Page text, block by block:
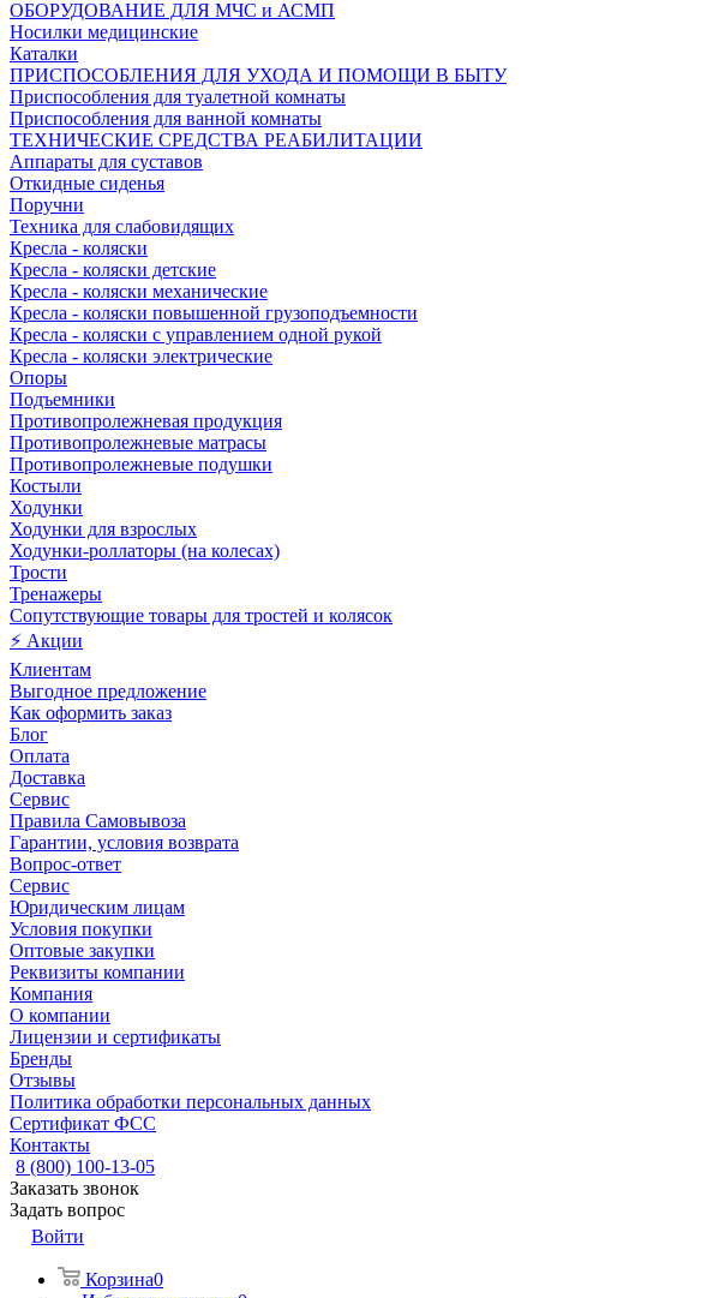
ОБОРУДОВАНИЕ ДЛЯ МЧС и АСМП
Носилки медицинские
Каталки
ПРИСПОСОБЛЕНИЯ ДЛЯ УХОДА И ПОМОЩИ В БЫТУ
Приспособления для туалетной комнаты
Приспособления для ванной комнаты
ТЕХНИЧЕСКИЕ СРЕДСТВА РЕАБИЛИТАЦИИ
Аппараты для суставов
Откидные сиденья
Поручни
Техника для слабовидящих
Кресла - коляски
Кресла - коляски детские
Кресла - коляски механические
Кресла - коляски повышенной грузоподъемности
Кресла - коляски с управлением одной рукой
Кресла - коляски электрические
Опоры
Подъемники
Противопролежневая продукция
Противопролежневые матрасы
Противопролежневые подушки
Костыли
Ходунки
Ходунки для взрослых
Ходунки-роллаторы (на колесах)
Трости
Тренажеры
Сопутствующие товары для тростей и колясок
⚡ Акции
Клиентам
Выгодное предложение
Как оформить заказ
Блог
Оплата
Доставка
Сервис
Правила Самовывоза
Гарантии, условия возврата
Вопрос-ответ
Сервис
Юридическим лицам
Условия покупки
Оптовые закупки
Реквизиты компании
Компания
О компании
Лицензии и сертификаты
Бренды
Отзывы
Политика обработки персональных данных
Сертификат ФСС
Контакты
8 (800) 100-13-05
Заказать звонок
Задать вопрос
Войти
Корзина0